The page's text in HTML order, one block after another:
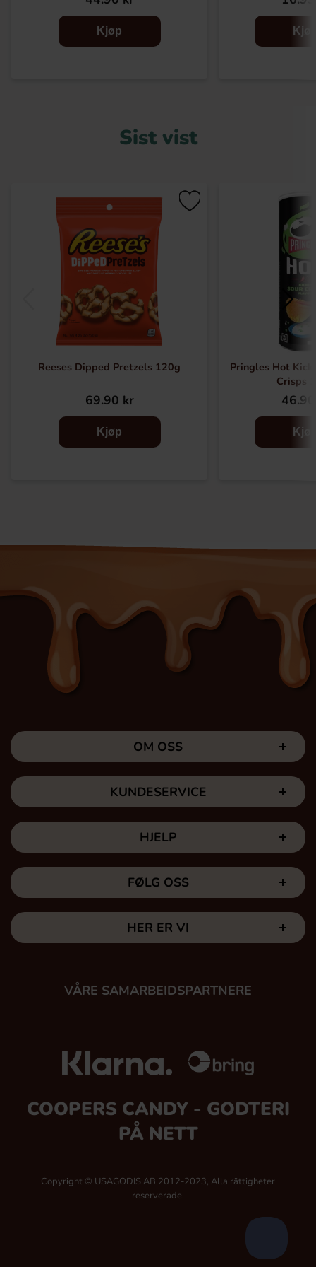
Kjøp
Sist vist
Reeses Dipped Pretzels 120g
69.90 kr
Kjøp
Pringles Hot
Crisps
OM OSS
KUNDESERVICE
HJELP
FØLG OSS
HER ER VI
VÅRE SAMARBEIDSPARTNERE
COOPERS CANDY - GODTERI
PÅ NETT
Copyright © USAGODIS AB 2012-2023, Alla rättigheter
reserverade.